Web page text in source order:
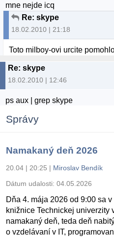
mne nejde icq
Re: skype
18.02.2010 | 21:18
Toto milboy-ovi urcite
Re: skype
18.02.2010 | 12:46
ps aux | grep skype
Správy
Namakaný deň 2026
20.04 | 20:25 | Miroslav Bendík
Dátum udalosti: 04.05.2026
Dňa 4. mája 2026 od 9:00 sa
knižnice Technickej univerzity
namakaný deň, teda deň
o vzdelávaní v IT,